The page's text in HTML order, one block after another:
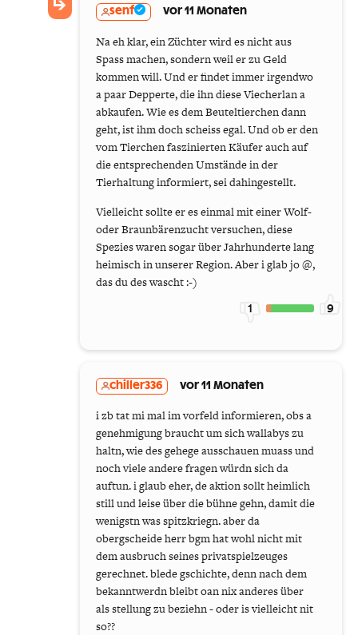
senf vor 11 Monaten
Na eh klar, ein Züchter wird es nicht aus
Spass machen, sondern weil er zu Geld
kommen will. Und er findet immer irgendwo
a paar Depperte, die ihn diese Viecherlan a
abkaufen. Wie es dem Beuteltierchen dann
geht, ist ihm doch scheiss egal. Und ob er den
vom Tierchen faszinierten Käufer auch auf
die entsprechenden Umstände in der
Tierhaltung informiert, sei dahingestellt.
Vielleicht sollte er es einmal mit einer Wolf-
oder Braunbärenzucht versuchen, diese
Spezies waren sogar über Jahrhunderte lang
heimisch in unserer Region. Aber i glab jo @,
das du des wascht :-)
1 9
chiller336 vor 11 Monaten
i zb tat mi mal im vorfeld informieren, obs a
genehmigung braucht um sich wallabys zu
haltn, wie des gehege ausschauen muass und
noch viele andere fragen würdn sich da
auftun. i glaub eher, de aktion sollt heimlich
still und leise über die bühne gehn, damit die
wenigstn was spitzkriegn. aber da
obergscheide herr bgm hat wohl nicht mit
dem ausbruch seines privatspielzeuges
gerechnet. blede gschichte, denn nach dem
bekanntwerdn bleibt oan nix anderes über
als stellung zu beziehn - oder is vielleicht nit
so??